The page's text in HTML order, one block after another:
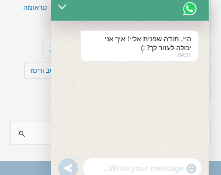
טיפול תרופתי להפרעת קשב טעויות חשיבה טראומה
מפורסמים עם הפרעת קשב עיצות
קומורבידיות להפרעת קשב וריכוז
a
היי. תודה שפנית אליי! איך אני
יכולה לעזור לך? :)
04:21
"+chaty_settings.lang.emoji_picker+"
WhatsApp
undefined